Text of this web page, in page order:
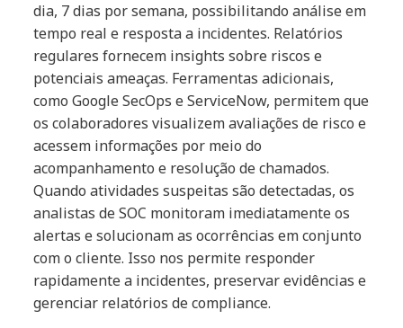
dia, 7 dias por semana, possibilitando análise em
tempo real e resposta a incidentes. Relatórios
regulares fornecem insights sobre riscos e
potenciais ameaças. Ferramentas adicionais,
como Google SecOps e ServiceNow, permitem que
os colaboradores visualizem avaliações de risco e
acessem informações por meio do
acompanhamento e resolução de chamados.
Quando atividades suspeitas são detectadas, os
analistas de SOC monitoram imediatamente os
alertas e solucionam as ocorrências em conjunto
com o cliente. Isso nos permite responder
rapidamente a incidentes, preservar evidências e
gerenciar relatórios de compliance.